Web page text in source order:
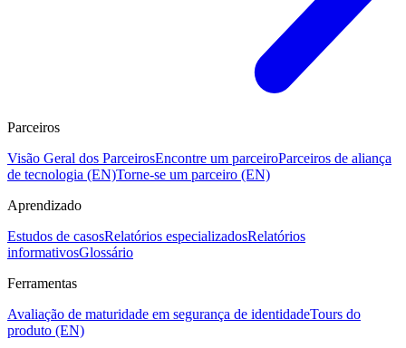
Parceiros
Visão Geral dos ParceirosEncontre um parceiroParceiros de aliança
de tecnologia (EN)Torne-se um parceiro (EN)
Aprendizado
Estudos de casosRelatórios especializadosRelatórios
informativosGlossário
Ferramentas
Avaliação de maturidade em segurança de identidadeTours do
produto (EN)